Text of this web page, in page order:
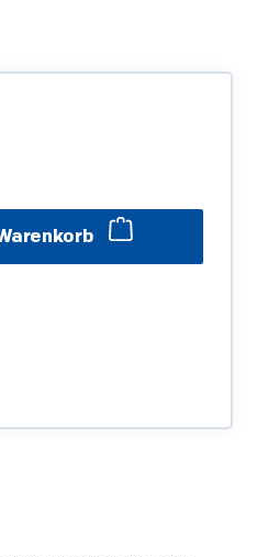
Wert